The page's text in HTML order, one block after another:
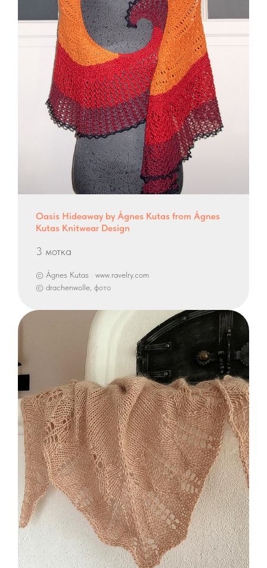
Oasis Hideaway by Ágnes Kutas from Ágnes
Kutas Knitwear Design
3 мотка
© Ágnes Kutas · www.ravelry.com
© drachenwolle, фото